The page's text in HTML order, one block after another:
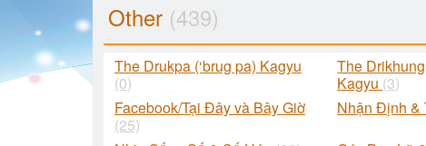
Other (439)
The Drukpa (‘brug pa) Kagyu
(0)
The
Kagyu (3)
Facebook/Tại Đây và Bây Giờ
(25)
Nhận Định &